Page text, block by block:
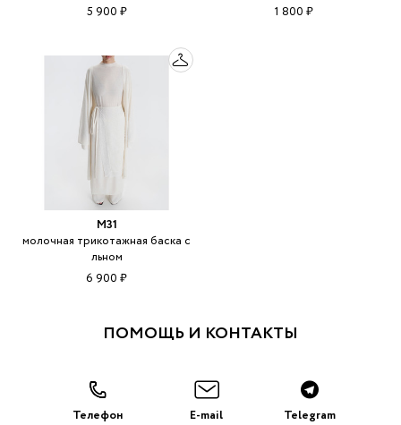
5 900 ₽
1 800 ₽
M31
молочная трикотажная баска с
льном
6 900 ₽
ПОМОЩЬ И КОНТАКТЫ
Телефон E-mail Telegram